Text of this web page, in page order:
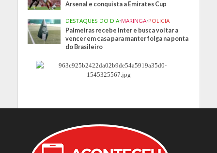
Arsenal e conquista a Emirates Cup
DESTAQUES DO DIA•MARINGA•POLICIA
Palmeiras recebe Inter e busca voltar a
vencer em casa para manter folga na ponta
do Brasileiro